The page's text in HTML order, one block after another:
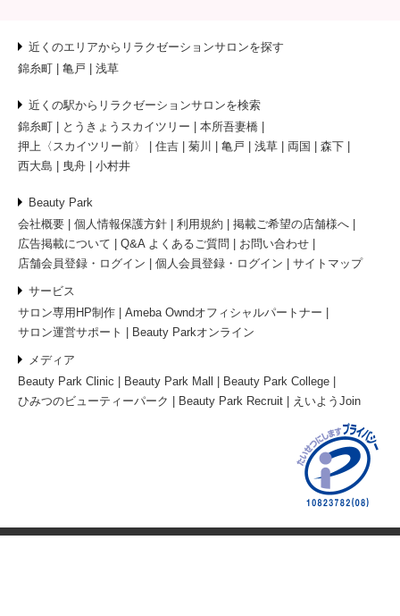
近くのエリアからリラクゼーションサロンを探す
錦糸町
亀戸 浅草
近くの駅からリラクゼーションサロンを検索
錦糸町
とうきょうスカイツリー
本所吾妻橋
押上〈スカイツリー前〉
住吉 菊川 亀戸 浅草 両国
森下
西大島
曳舟 小村井
Beauty Park
会社概要
個人情報保護方針 利用規約
掲載ご希望の店舗様へ
広告掲載について
Q&A よくあるご質問
お問い合わせ
店舗会員登録・ログイン
個人会員登録・ログイン サイトマップ
サービス
サロン専用HP制作
Ameba Owndオフィシャルパートナー
サロン運営サポート
Beauty Parkオンライン
メディア
Beauty Park Clinic
Beauty Park Mall
Beauty Park College
ひみつのビューティーパーク
Beauty Park Recruit えいようJoin